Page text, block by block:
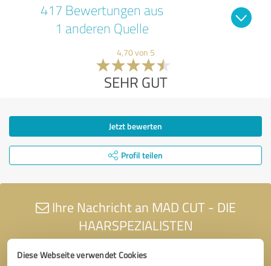
Diese Webseite verwendet Cookies
417 Bewertungen aus
1 anderen Quelle
4,70 von 5
SEHR GUT
Jetzt bewerten
Profil teilen
Ihre Nachricht an MAD CUT - DIE
HAARSPEZIALISTEN